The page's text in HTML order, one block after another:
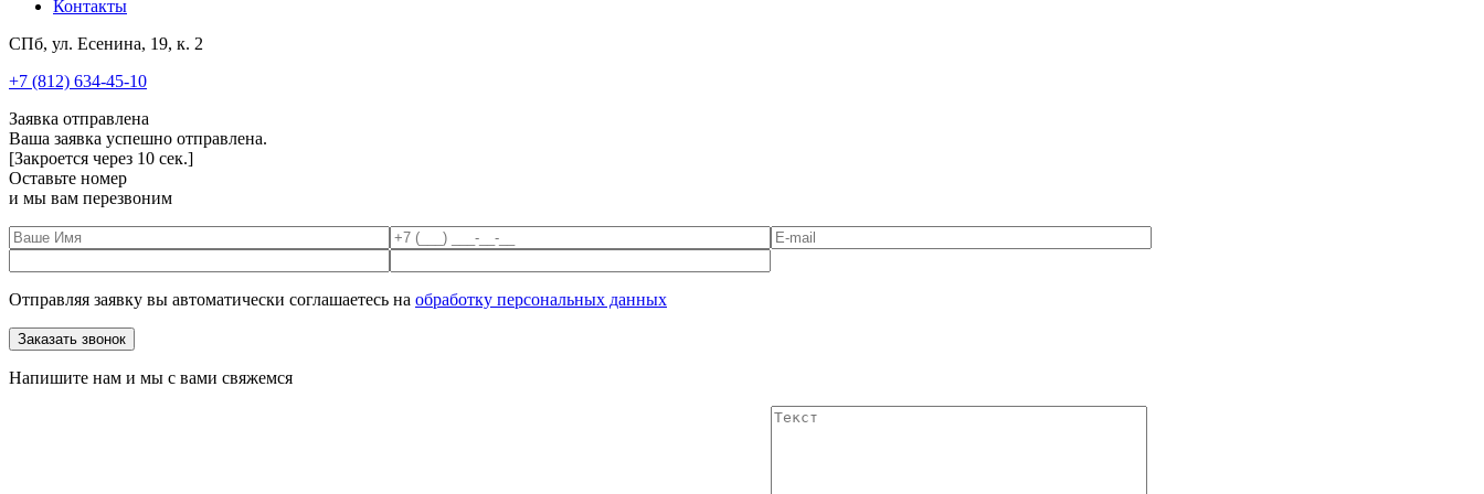
Контакты
СПб, ул. Есенина, 19, к. 2
+7 (812) 634-45-10
Заявка отправлена
Ваша заявка успешно отправлена.
[Закроется через 10 сек.]
Оставьте номер
и мы вам перезвоним
Отправляя заявку вы автоматически соглашаетесь на обработку персональных данных
Напишите нам и мы с вами свяжемся